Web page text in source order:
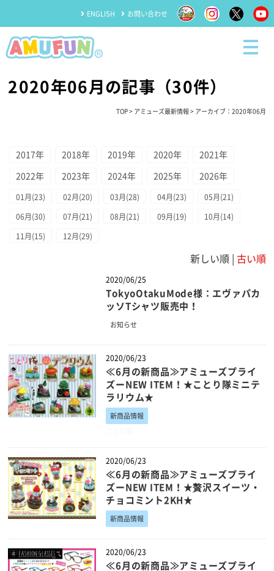
ENGLISH お問い合わせ
2020年06月の記事（30件）
TOP> アミューズ最新情報> アーカイブ：2020年06月
2017年 2018年 2019年 2020年 2021年
2022年 2023年 2024年 2025年 2026年
01月(23) 02月(20) 03月(28) 04月(23) 05月(21)
06月(30) 07月(21) 08月(21) 09月(19) 10月(14)
11月(15) 12月(29)
新しい順 | 古い順
2020/06/25
TokyoOtakuMode様：エヴァパカ
ッソTシャツ販売中！
お知らせ
2020/06/23
≪6月の新商品≫アミューズプライ
ズーNEW ITEM！★ことり隊ミニテ
ラリウム★
新商品情報
2020/06/23
≪6月の新商品≫アミューズプライ
ズーNEW ITEM！★贅沢スイーツ・
チョコミント2KH★
新商品情報
2020/06/23
≪6月の新商品≫アミューズプライ